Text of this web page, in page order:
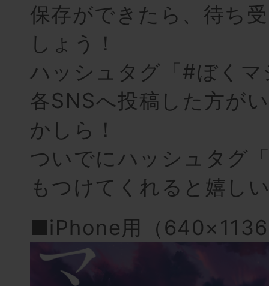
保存ができたら、待ち
しょう！
ハッシュタグ「#ぼく
各SNSへ投稿した方が
かしら！
ついでにハッシュタグ
もつけてくれると嬉し
■iPhone用（